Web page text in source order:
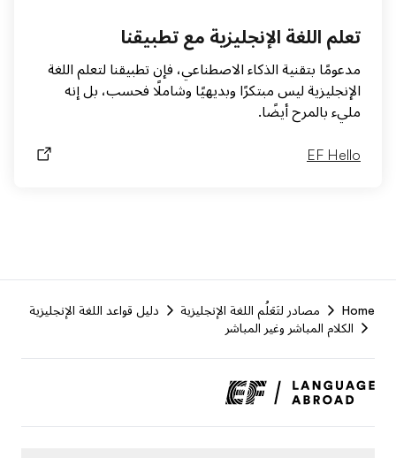
تعلم اللغة الإنجليزية مع تطبيقنا
مدعومًا بتقنية الذكاء الاصطناعي، فإن تطبيقنا لتعلم اللغة
الإنجليزية ليس مبتكرًا وبديهيًا وشاملًا فحسب، بل إنه
مليء بالمرح أيضًا.
EF Hello
Home مصادر لتَعَلُم اللغة الإنجليزية
دليل قواعد اللغة الإنجليزية
الكلام المباشر وغير المباشر